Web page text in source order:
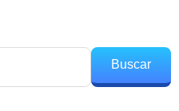
Buscar